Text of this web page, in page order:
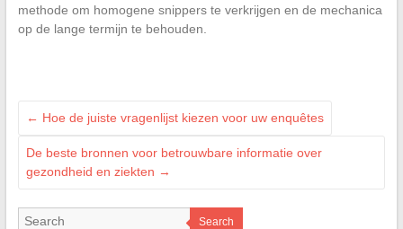
methode om homogene snippers te verkrijgen en de mechanica
op de lange termijn te behouden.
← Hoe de juiste vragenlijst kiezen voor uw enquêtes
De beste bronnen voor betrouwbare informatie over
gezondheid en ziekten →
Search